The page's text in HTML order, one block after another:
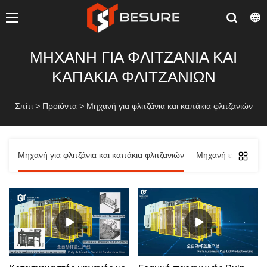
ΜΗΧΑΝΉ ΓΙΑ ΦΛΙΤΖΆΝΙΑ ΚΑΙ
ΚΑΠΆΚΙΑ ΦΛΙΤΖΑΝΙΏΝ
Σπίτι > Προϊόντα > Μηχανή για φλιτζάνια και καπάκια φλιτζανιών
Μηχανή για φλιτζάνια και καπάκια φλιτζανιών Μηχανή